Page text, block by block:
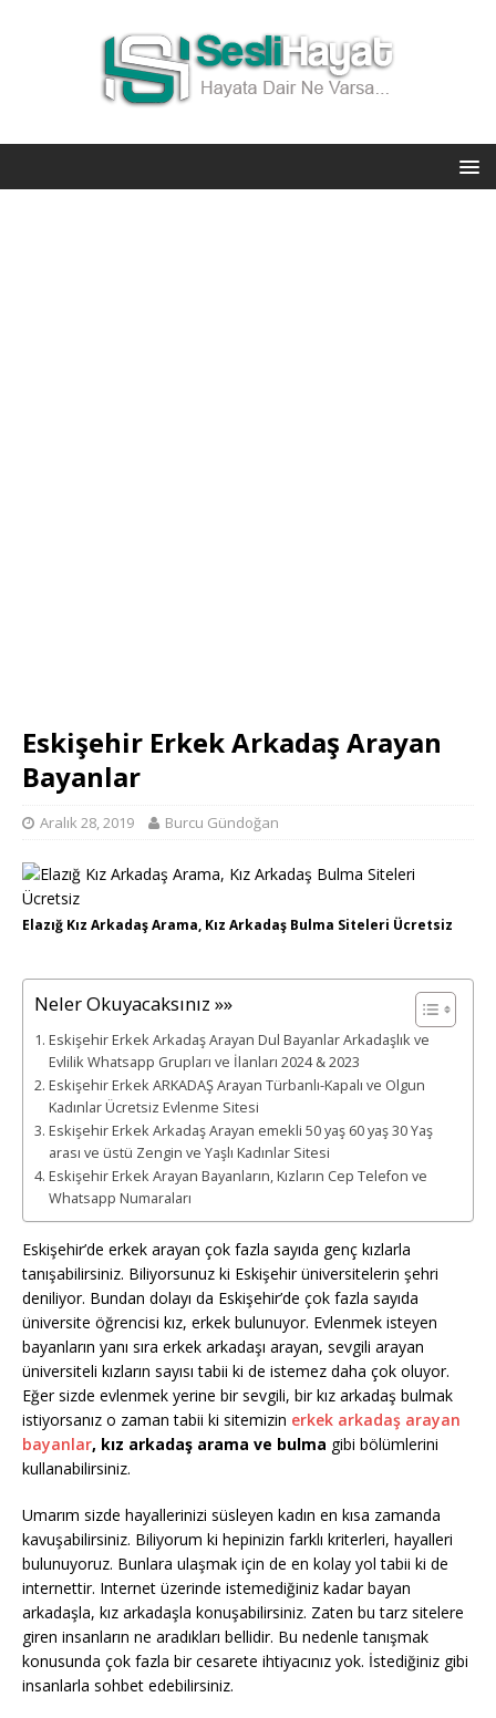
Eskişehir Erkek Arkadaş Arayan
Bayanlar
Aralık 28, 2019 Burcu Gündoğan
Elazığ Kız Arkadaş Arama, Kız Arkadaş Bulma Siteleri Ücretsiz
Neler Okuyacaksınız »»
Eskişehir Erkek Arkadaş Arayan Dul Bayanlar Arkadaşlık ve
Evlilik Whatsapp Grupları ve İlanları 2024 & 2023
Eskişehir Erkek ARKADAŞ Arayan Türbanlı-Kapalı ve Olgun
Kadınlar Ücretsiz Evlenme Sitesi
Eskişehir Erkek Arkadaş Arayan emekli 50 yaş 60 yaş 30 Yaş
arası ve üstü Zengin ve Yaşlı Kadınlar Sitesi
Eskişehir Erkek Arayan Bayanların, Kızların Cep Telefon ve
Whatsapp Numaraları
Eskişehir’de erkek arayan çok fazla sayıda genç kızlarla
tanışabilirsiniz. Biliyorsunuz ki Eskişehir üniversitelerin şehri
deniliyor. Bundan dolayı da Eskişehir’de çok fazla sayıda
üniversite öğrencisi kız, erkek bulunuyor. Evlenmek isteyen
bayanların yanı sıra erkek arkadaşı arayan, sevgili arayan
üniversiteli kızların sayısı tabii ki de istemez daha çok oluyor.
Eğer sizde evlenmek yerine bir sevgili, bir kız arkadaş bulmak
istiyorsanız o zaman tabii ki sitemizin erkek arkadaş arayan
bayanlar, kız arkadaş arama ve bulma gibi bölümlerini
kullanabilirsiniz.
Umarım sizde hayallerinizi süsleyen kadın en kısa zamanda
kavuşabilirsiniz. Biliyorum ki hepinizin farklı kriterleri, hayalleri
bulunuyoruz. Bunlara ulaşmak için de en kolay yol tabii ki de
internettir. Internet üzerinde istemediğiniz kadar bayan
arkadaşla, kız arkadaşla konuşabilirsiniz. Zaten bu tarz sitelere
giren insanların ne aradıkları bellidir. Bu nedenle tanışmak
konusunda çok fazla bir cesarete ihtiyacınız yok. İstediğiniz gibi
insanlarla sohbet edebilirsiniz.